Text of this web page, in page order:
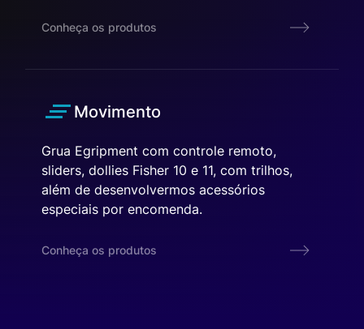
Conheça os produtos
Movimento
Grua Egripment com controle remoto,
sliders, dollies Fisher 10 e 11, com trilhos,
além de desenvolvermos acessórios
especiais por encomenda.
Conheça os produtos